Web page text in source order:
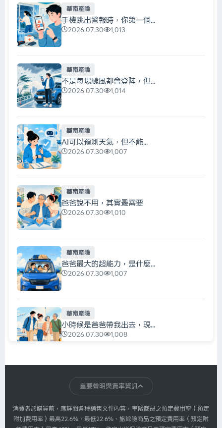
華南產險
手機跳出警報時，你第一個...
2026.07.30 1,013
華南產險
不是每場颱風都會登陸，但...
2026.07.30 1,014
華南產險
AI可以預測天氣，但不能...
2026.07.30 1,007
華南產險
爸爸說不用，其實最需要
2026.07.30 1,010
華南產險
爸爸最大的超能力，是什麼...
2026.07.30 1,007
華南產險
小時候是爸爸帶我出去，現...
2026.07.30 1,008
每天都在充電，真正該充的...
2026.07.30 1,007
重要聲明與費率資訊
消費者於購買前，應詳閱各種銷售文件內容，車險商品之預定費用率（預定
附加費用率）最高22.6%，最低22.6%、旅綜險商品之預定費用率（預定附